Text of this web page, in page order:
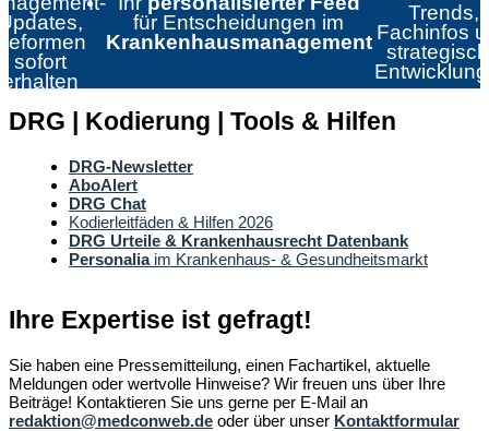
sofort
erhalten
für Entscheidungen im
Krankenhausmanagement
Trends,
Fachinfos
DRG | Kodierung | Tools & Hilfen
DRG-Newsletter
AboAlert
DRG Chat
Kodierleitfäden & Hilfen 2026
DRG Urteile & Krankenhausrecht Datenbank
Personaliaim Krankenhaus- & Gesundheitsmarkt
Ihre Expertise ist gefragt!
Sie haben eine Pressemitteilung, einen Fachartikel, aktuelle
Meldungen oder wertvolle Hinweise? Wir freuen uns über Ihre
Beiträge! Kontaktieren Sie uns gerne per E-Mail an
redaktion@medconweb.de oder über unser Kontaktformular